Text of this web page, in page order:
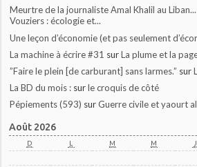
Meurtre de la journaliste Amal Khalil au Liban...
Vouziers : écologie et...
Une leçon d’économie (et pas seulement
La machine à écrire #31 surLa plume et la
”Faire le plein [de carburant] sans larmes.” sur
La BD du mois : surle croquis de côté
Pépiements (593) surGuerre civile et yaourt
Août 2026
D L M M J